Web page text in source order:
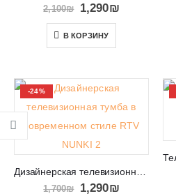
2,100₪ 1,290₪
В КОРЗИНУ
-24%
1,700₪ 1,290₪